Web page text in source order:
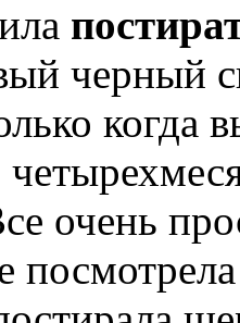
черный
когда
очень